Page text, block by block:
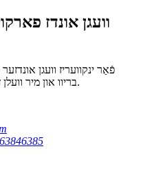
וועגן אונדז
פֿאַר ינקוועריז וועגן
אונדז דיין E- בריוו און מיר וועלן זיין קאָנטאַקט אין 24 שעה.